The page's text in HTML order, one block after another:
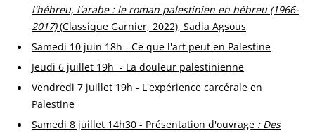
l'hébreu, l'arabe : le roman palestinien en hébreu (1966-
2017)(Classique Garnier, 2022), Sadia Agsous
Samedi 10 juin 18h - Ce que l'art peut en Palestine
Jeudi 6 juillet 19h - La douleur palestinienne
Vendredi 7 juillet 19h - L'expérience carcérale en
Palestine
Samedi 8 juillet 14h30 - Présentation d'ouvrage : Des